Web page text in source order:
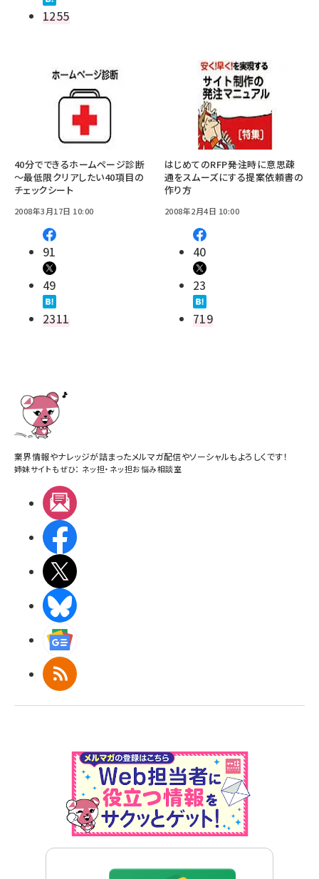
1255
40分でできるホームページ診断
～最低限クリアしたい40項目の
チェックシート
2008年3月17日 10:00
91
49
2311
はじめてのRFP――発注時に意思疎
通をスムーズにする提案依頼書の
作り方
2008年2月4日 10:00
40
23
719
業界情報やナレッジが詰まったメルマガ配信やソーシャルもよろしくです！
姉妹サイトもぜひ： ネッ担・ ネッ担お悩み相談室
RSS